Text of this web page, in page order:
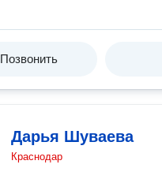
Позвонить
Дарья Шуваева
Краснодар